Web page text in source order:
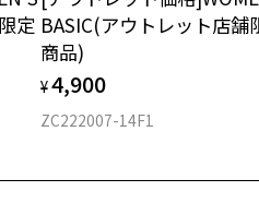
るために、定期的な視
ます。
無料
お選びいただくと、実店舗で
ズ（標準セットレンズ）へ無
す
定 BASIC(アウトレット店舗
商品)
¥4,900
ZC222007-14F1